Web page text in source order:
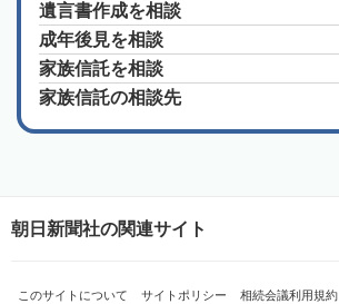
遺言書作成を相談
成年後見を相談
家族信託を相談
家族信託の相談先
朝日新聞社の関連サイト
このサイトについて サイトポリシー 相続会議利用規約